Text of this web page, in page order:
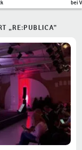
bei
„RE:PUBLICA“